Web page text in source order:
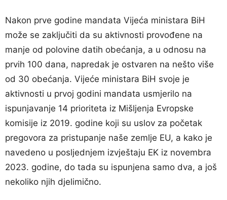
Nakon prve godine mandata Vijeća ministara BiH
može se zaključiti da su aktivnosti provođene na
manje od polovine datih obećanja, a u odnosu na
prvih 100 dana, napredak je ostvaren na nešto više
od 30 obećanja. Vijeće ministara BiH svoje je
aktivnosti u prvoj godini mandata usmjerilo na
ispunjavanje 14 prioriteta iz Mišljenja Evropske
komisije iz 2019. godine koji su uslov za početak
pregovora za pristupanje naše zemlje EU, a kako je
navedeno u posljednjem izvještaju EK iz novembra
2023. godine, do tada su ispunjena samo dva, a još
nekoliko njih djelimično.